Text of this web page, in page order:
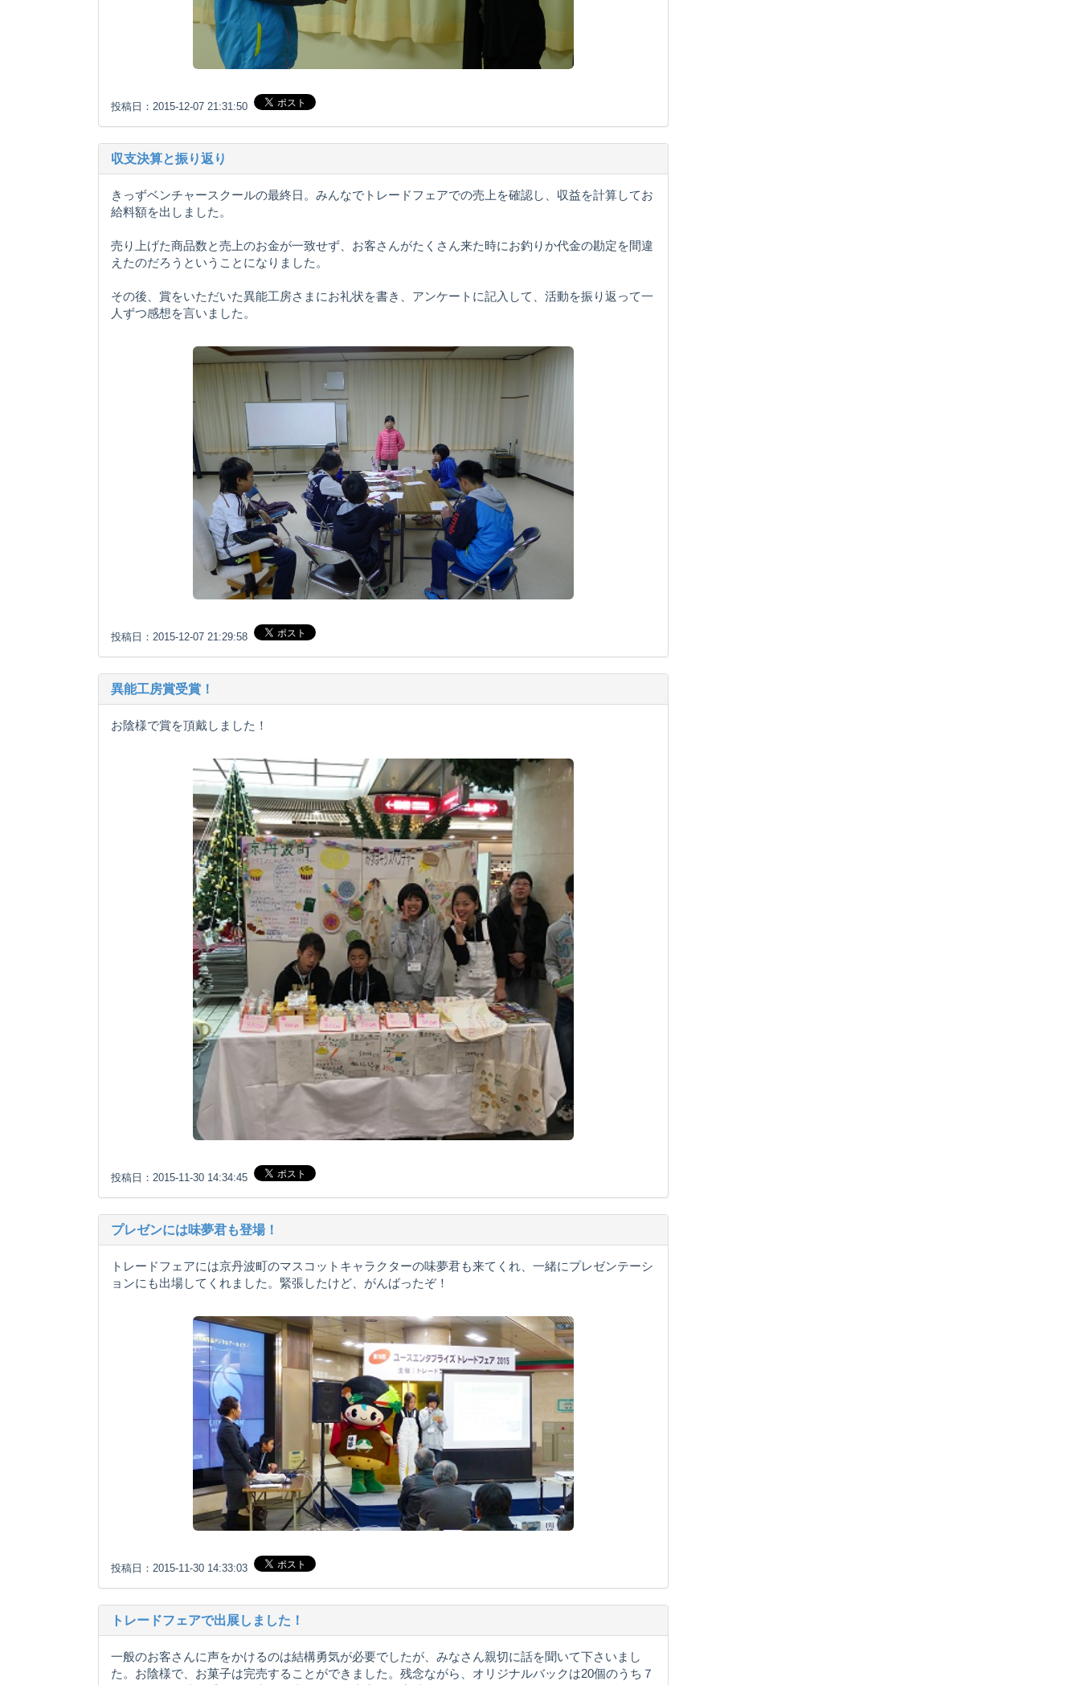
投稿日：2015-12-07 21:31:50
収支決算と振り返り
きっずベンチャースクールの最終日。みんなでトレードフェアでの売上を確認し、収益を計算してお
給料額を出しました。
売り上げた商品数と売上のお金が一致せず、お客さんがたくさん来た時にお釣りか代金の勘定を間違
えたのだろうということになりました。
その後、賞をいただいた異能工房さまにお礼状を書き、アンケートに記入して、活動を振り返って一
人ずつ感想を言いました。
投稿日：2015-12-07 21:29:58
異能工房賞受賞！
お陰様で賞を頂戴しました！
投稿日：2015-11-30 14:34:45
プレゼンには味夢君も登場！
トレードフェアには京丹波町のマスコットキャラクターの味夢君も来てくれ、一緒にプレゼンテーシ
ョンにも出場してくれました。緊張したけど、がんばったぞ！
投稿日：2015-11-30 14:33:03
トレードフェアで出展しました！
一般のお客さんに声をかけるのは結構勇気が必要でしたが、みなさん親切に話を聞いて下さいまし
た。お陰様で、お菓子は完売することができました。残念ながら、オリジナルバックは20個のうち７